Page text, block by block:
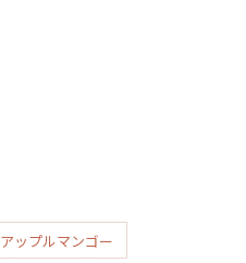
アップルマンゴー